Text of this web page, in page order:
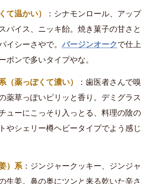
て温かい）
：シナモンロール、アップ
パイス、ニッキ飴。焼き菓子の甘さと
イシーさやで。 バージンオークで仕上
ボンで多いタイプやな。
薬っぽくて濃い）
：歯医者さんで嗅
薬草っぽいピリッと香り。デミグラス
ューにこっそり入っとる、料理の陰の
やシェリー樽ヘビータイプでよう感じ
）系 ：ジンジャークッキー、ジンジャ
生姜。鼻の奥にツンと来る乾いた辛さ